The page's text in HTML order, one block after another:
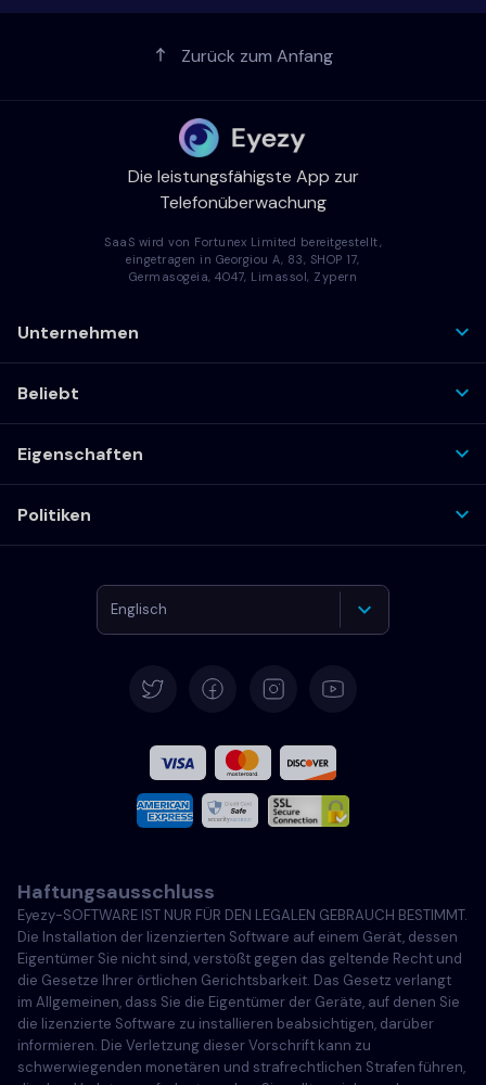
Zurück zum Anfang
Die leistungsfähigste App zur
Telefonüberwachung
SaaS wird von Fortunex Limited bereitgestellt,
eingetragen in Georgiou A, 83, SHOP 17,
Germasogeia, 4047, Limassol, Zypern
Unternehmen
Beliebt
Eigenschaften
Politiken
Englisch
Französisch
Italiano
Português
Türkçe
Polski
Haftungsausschluss
Eyezy-SOFTWARE IST NUR FÜR DEN LEGALEN GEBRAUCH BESTIMMT.
Die Installation der lizenzierten Software auf einem Gerät, dessen
Eigentümer Sie nicht sind, verstößt gegen das geltende Recht und
die Gesetze Ihrer örtlichen Gerichtsbarkeit. Das Gesetz verlangt
im Allgemeinen, dass Sie die Eigentümer der Geräte, auf denen Sie
die lizenzierte Software zu installieren beabsichtigen, darüber
informieren. Die Verletzung dieser Vorschrift kann zu
schwerwiegenden monetären und strafrechtlichen Strafen führen,